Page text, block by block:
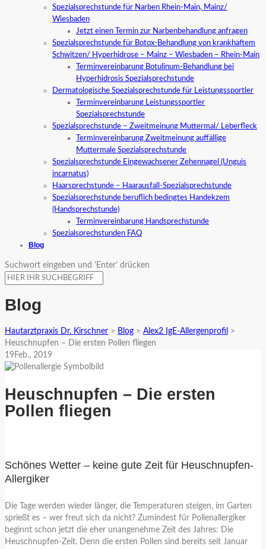
Spezialsprechstunde für Narben Rhein-Main, Mainz/
Wiesbaden
Jetzt einen Termin zur Narbenbehandlung anfragen
Spezialsprechstunde für Botox-Behandlung von krankhaftem
Schwitzen/ Hyperhidrose – Mainz – Wiesbaden – Rhein-Main
Terminvereinbarung Botulinum-Behandlung bei
Hyperhidrosis Spezialsprechstunde
Dermatologische Spezialsprechstunde für Leistungssportler
Terminvereinbarung Leistungssportler
Spezialsprechstunde
Spezialsprechstunde – Zweitmeinung Muttermal/ Leberfleck
Terminvereinbarung Zweitmeinung auffällige
Muttermale Spezialsprechstunde
Spezialsprechstunde Eingewachsener Zehennagel (Unguis
incarnatus)
Haarsprechstunde – Haarausfall-Spezialsprechstunde
Spezialsprechstunde beruflich bedingtes Handekzem
(Handsprechstunde)
Terminvereinbarung Handsprechstunde
Spezialsprechstunden FAQ
Blog
Suchwort eingeben und 'Enter' drücken
Blog
Hautarztpraxis Dr. Kirschner > Blog > Alex2 IgE-Allergenprofil
>
Heuschnupfen – Die ersten Pollen fliegen
19Feb., 2019
Heuschnupfen – Die ersten
Pollen fliegen
Schönes Wetter – keine gute Zeit für Heuschnupfen-
Allergiker
Die Tage werden wieder länger, die Temperaturen steigen, im Garten
sprießt es – wer freut sich da nicht? Zumindest für Pollenallergiker
beginnt schon jetzt die eher unangenehme Zeit des Jahres: Die
Heuschnupfen-Zeit. Denn die ersten Pollen sind bereits seit Januar